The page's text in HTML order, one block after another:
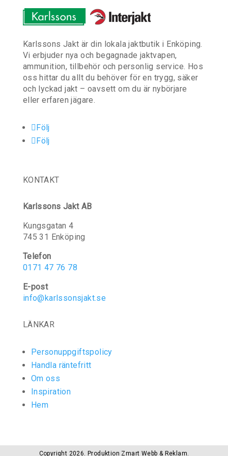
Karlssons Jakt är din lokala jaktbutik i Enköping.
Vi erbjuder nya och begagnade jaktvapen,
ammunition, tillbehör och personlig service. Hos
oss hittar du allt du behöver för en trygg, säker
och lyckad jakt – oavsett om du är nybörjare
eller erfaren jägare.
Följ
Följ
KONTAKT
Karlssons Jakt AB
Kungsgatan 4
745 31 Enköping
Telefon
0171 47 76 78
E-post
info@karlssonsjakt.se
LÄNKAR
Personuppgiftspolicy
Handla räntefritt
Om oss
Inspiration
Hem
Copyright 2026. Produktion Zmart Webb & Reklam.